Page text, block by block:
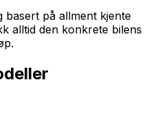
basert på allment kjente
alltid den konkrete bilens